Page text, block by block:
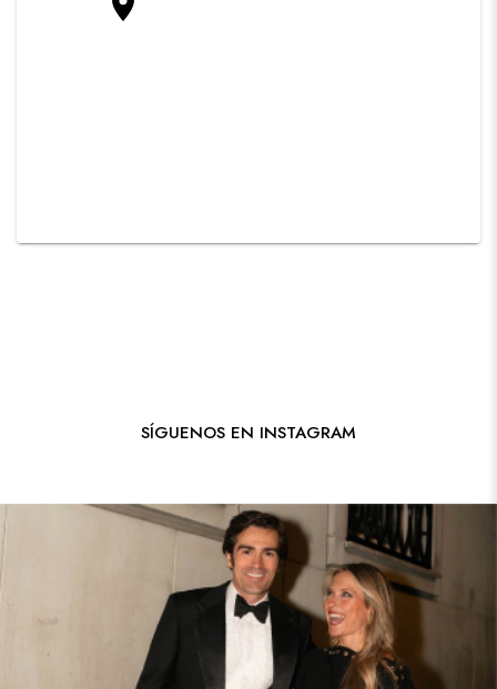
SÍGUENOS EN INSTAGRAM